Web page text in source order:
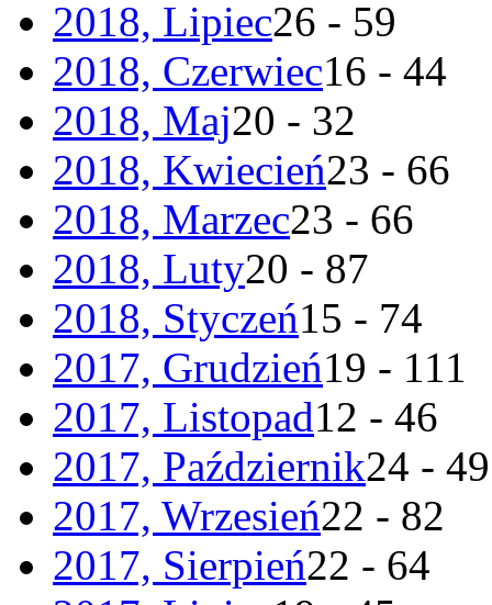
2018, Lipiec26 - 59
2018, Czerwiec16 - 44
2018, Maj20 - 32
2018, Kwiecień23 - 66
2018, Marzec23 - 66
2018, Luty20 - 87
2018, Styczeń15 - 74
2017, Grudzień19 - 111
2017, Listopad12 - 46
2017, Październik24 - 49
2017, Wrzesień22 - 82
2017, Sierpień22 - 64